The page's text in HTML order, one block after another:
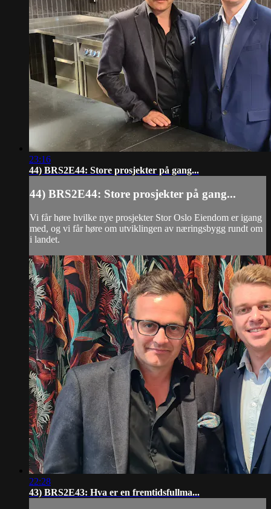
23:16
44) BRS2E44: Store prosjekter på gang...
44) BRS2E44: Store prosjekter på gang...
Vi får høre hvilke nye prosjekter Stor Oslo Eiendom er igang
med, og vi får høre om utviklingen av næringsbygg rundt om
i landet.
22:28
43) BRS2E43: Hva er en fremtidsfullma...